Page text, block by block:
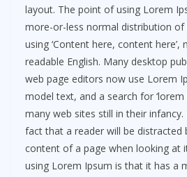
layout. The point of using Lorem
more-or-less normal distribution
using ‘Content here, content here’,
readable English. Many desktop
web page editors now use Lorem
model text, and a search for ‘lorem
many web sites still in their
fact that a reader will be distracted
content of a page when looking at
using Lorem Ipsum is that it has a